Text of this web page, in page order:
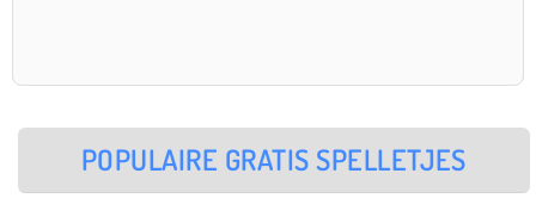
POPULAIRE GRATIS SPELLETJES